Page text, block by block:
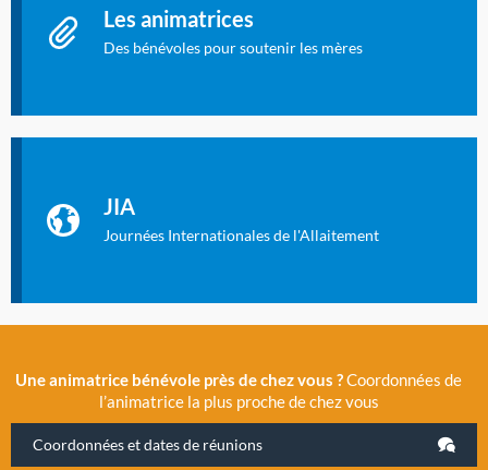
Les animatrices
Des bénévoles pour soutenir les mères
JIA
Journées Internationales de l'Allaitement
2019 la 11e Journée Internationale de l’Allaitement, un
évènement exceptionnel organisé par LLL France.
Une animatrice bénévole près de chez vous ?Coordonnées de
l’animatrice la plus proche de chez vous
Coordonnées et dates de réunions